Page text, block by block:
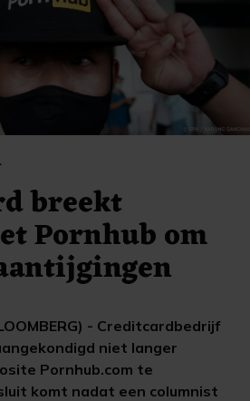
breekt
Pornhub om
- Creditcardbedrijf
niet langer
Pornhub.com te
komt nadat een columnist